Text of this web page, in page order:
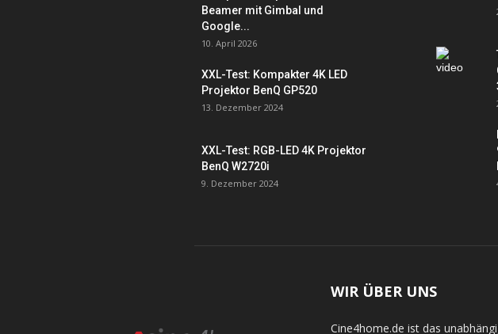
Beamer mit Gimbal und
Google...
10. April 2026
XXL-Test: Kompakter 4K LED
Projektor BenQ GP520
13. Dezember 2024
XXL-Test: RGB-LED 4K Projektor
BenQ W2720i
9. Dezember 2024
WIR ÜBER UNS
Cine4home.de ist das